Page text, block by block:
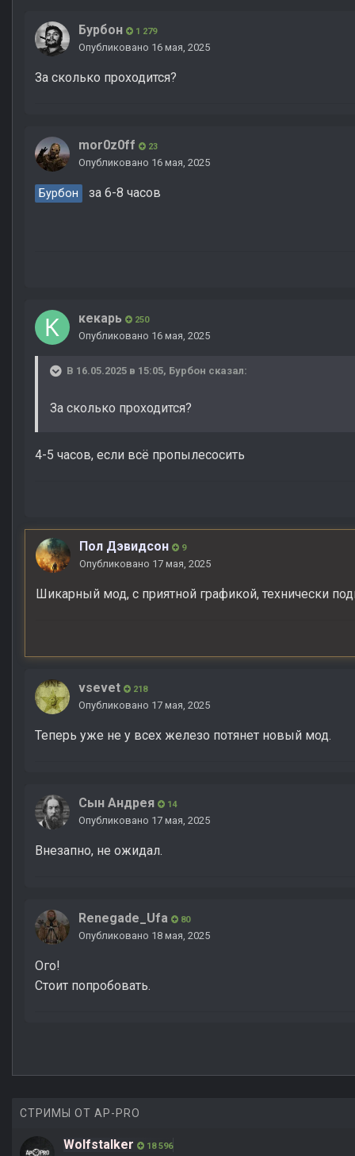
Бурбон 1 279
Опубликовано 16 мая, 2025
За сколько проходится?
mor0z0ff 23
Опубликовано 16 мая, 2025
Бурбон за 6-8 часов
кекарь 250
Опубликовано 16 мая, 2025
В 16.05.2025 в 15:05, Бурбон сказал:
За сколько проходится?
4-5 часов, если всё пропылесосить
Пол Дэвидсон 9
Опубликовано 17 мая, 2025
Шикарный мод, с приятной графикой, технически
vsevet 218
Опубликовано 17 мая, 2025
Теперь уже не у всех железо потянет новый мод.
Сын Андрея 14
Опубликовано 17 мая, 2025
Внезапно, не ожидал.
Renegade_Ufa 80
Опубликовано 18 мая, 2025
Ого!
Стоит попробовать.
СТРИМЫ ОТ AP-PRO
Wolfstalker 18 596